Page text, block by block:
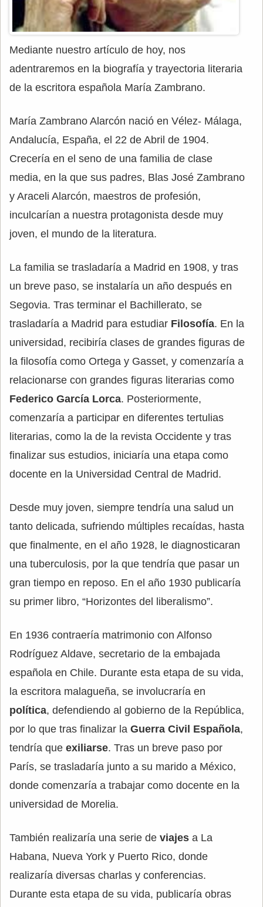
Mediante nuestro artículo de hoy, nos
adentraremos en la biografía y trayectoria literaria
de la escritora española María Zambrano.
María Zambrano Alarcón nació en Vélez- Málaga,
Andalucía, España, el 22 de Abril de 1904.
Crecería en el seno de una familia de clase
media, en la que sus padres, Blas José Zambrano
y Araceli Alarcón, maestros de profesión,
inculcarían a nuestra protagonista desde muy
joven, el mundo de la literatura.
La familia se trasladaría a Madrid en 1908, y tras
un breve paso, se instalaría un año después en
Segovia. Tras terminar el Bachillerato, se
trasladaría a Madrid para estudiar Filosofía. En la
universidad, recibiría clases de grandes figuras de
la filosofía como Ortega y Gasset, y comenzaría a
relacionarse con grandes figuras literarias como
Federico García Lorca. Posteriormente,
comenzaría a participar en diferentes tertulias
literarias, como la de la revista Occidente y tras
finalizar sus estudios, iniciaría una etapa como
docente en la Universidad Central de Madrid.
Desde muy joven, siempre tendría una salud un
tanto delicada, sufriendo múltiples recaídas, hasta
que finalmente, en el año 1928, le diagnosticaran
una tuberculosis, por la que tendría que pasar un
gran tiempo en reposo. En el año 1930 publicaría
su primer libro, “Horizontes del liberalismo”.
En 1936 contraería matrimonio con Alfonso
Rodríguez Aldave, secretario de la embajada
española en Chile. Durante esta etapa de su vida,
la escritora malagueña, se involucraría en
política, defendiendo al gobierno de la República,
por lo que tras finalizar la Guerra Civil Española,
tendría que exiliarse. Tras un breve paso por
París, se trasladaría junto a su marido a México,
donde comenzaría a trabajar como docente en la
universidad de Morelia.
También realizaría una serie de viajes a La
Habana, Nueva York y Puerto Rico, donde
realizaría diversas charlas y conferencias.
Durante esta etapa de su vida, publicaría obras